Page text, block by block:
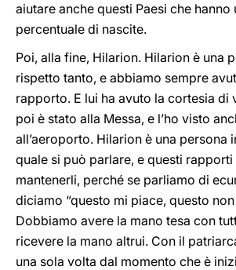
aiutare anche questi Paesi che hanno
percentuale di nascite.
Poi, alla fine, Hilarion. Hilarion è una
rispetto tanto, e abbiamo sempre
rapporto. E lui ha avuto la cortesia di
poi è stato alla Messa, e l’ho visto
all’aeroporto. Hilarion è una persona
quale si può parlare, e questi rapporti
mantenerli, perché se parliamo di
diciamo “questo mi piace, questo
Dobbiamo avere la mano tesa con
ricevere la mano altrui. Con il
una sola volta dal momento che è